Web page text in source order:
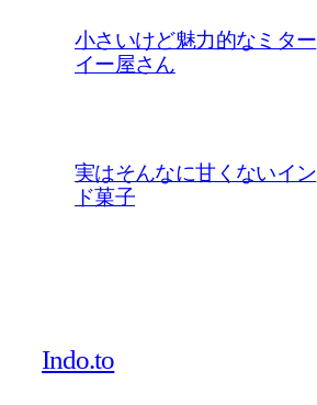
小さいけど魅力的なミター
イー屋さん
実はそんなに甘くないイン
ド菓子
Indo.to